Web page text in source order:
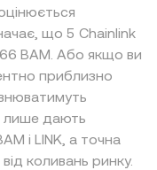
що 5 Chainlink
BAM. Або якщо ви
приблизно
лише дають
і LINK, а точна
коливань ринку.